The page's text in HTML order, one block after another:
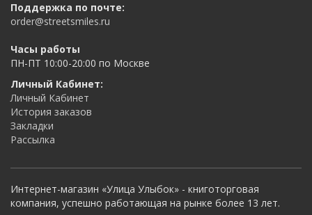
Поддержка по почте:
order@streetsmiles.ru
Часы работы
ПН-ПТ 10:00-20:00 по Москве
Личный Кабинет:
Личный Кабинет
История заказов
Закладки
Рассылка
Интернет-магазин «Улица Улыбок» - книготорговая
компания, успешно работающая на рынке более 13 лет.